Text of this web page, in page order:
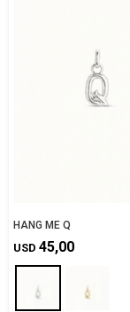
HANG ME Q
USD 45,00